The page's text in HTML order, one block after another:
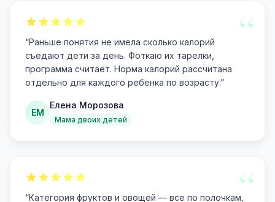
“
“Раньше понятия не имела сколько калорий
съедают дети за день. Фоткаю их тарелки,
программа считает. Норма калорий рассчитана
отдельно для каждого ребенка по возрасту.”
ЕМ
Елена Морозова
Мама двоих детей
“
“Категория фруктов и овощей — все по полочкам,